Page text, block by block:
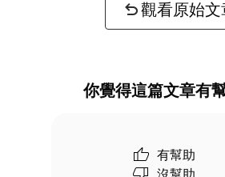
觀看原始文
你覺得這篇文章有
有幫助
沒幫助